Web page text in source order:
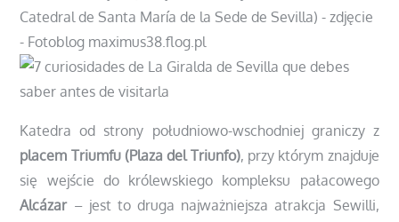
Katedra od strony południowo-wschodniej graniczy z
placem Triumfu (Plaza del Triunfo), przy którym znajduje
się wejście do królewskiego kompleksu pałacowego
Alcázar– jest to druga najważniejsza atrakcja Sewilli,